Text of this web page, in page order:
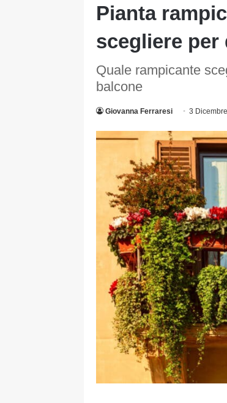
Pianta
scegliere per
Quale rampicante
balcone
Giovanna Ferraresi 3